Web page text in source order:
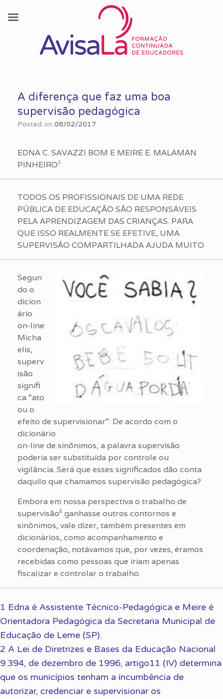
contentA diferença que faz uma boa
supervisão pedagógica
Posted on 08/02/2017
EDNA C. SAVAZZI BOM E MEIRE E. MALAMAN
PINHEIRO¹
TODOS OS PROFISSIONAIS DE UMA REDE
PÚBLICA DE EDUCAÇÃO SÃO RESPONSÁVEIS
PELA APRENDIZAGEM DAS CRIANÇAS. PARA
QUE ISSO REALMENTE SE EFETIVE, UMA
SUPERVISÃO COMPARTILHADA AJUDA MUITO
Segun
do o
dicion
ário
on-line
Micha
elis,
superv
isão
signifi
ca “ato
ou o
efeito de supervisionar”. De acordo com o
dicionário
on-line de sinônimos, a palavra supervisão
poderia ser substituída por controle ou
vigilância. Será que esses significados dão conta
daquilo que chamamos supervisão pedagógica?
Embora em nossa perspectiva o trabalho de
supervisão² ganhasse outros contornos e
sinônimos, vale dizer, também presentes em
dicionários, como acompanhamento e
coordenação, notávamos que, por vezes, éramos
recebidas como pessoas que iriam apenas
fiscalizar e controlar o trabalho.
1 Edna é Assistente Técnico-Pedagógica e Meire é
Orientadora Pedagógica da Secretaria Municipal de
Educação de Leme (SP).
2 A Lei de Diretrizes e Bases da Educação Nacional
9.394, de dezembro de 1996, artigo11 (IV) determina
que os municípios tenham a incumbência de
autorizar, credenciar e supervisionar os